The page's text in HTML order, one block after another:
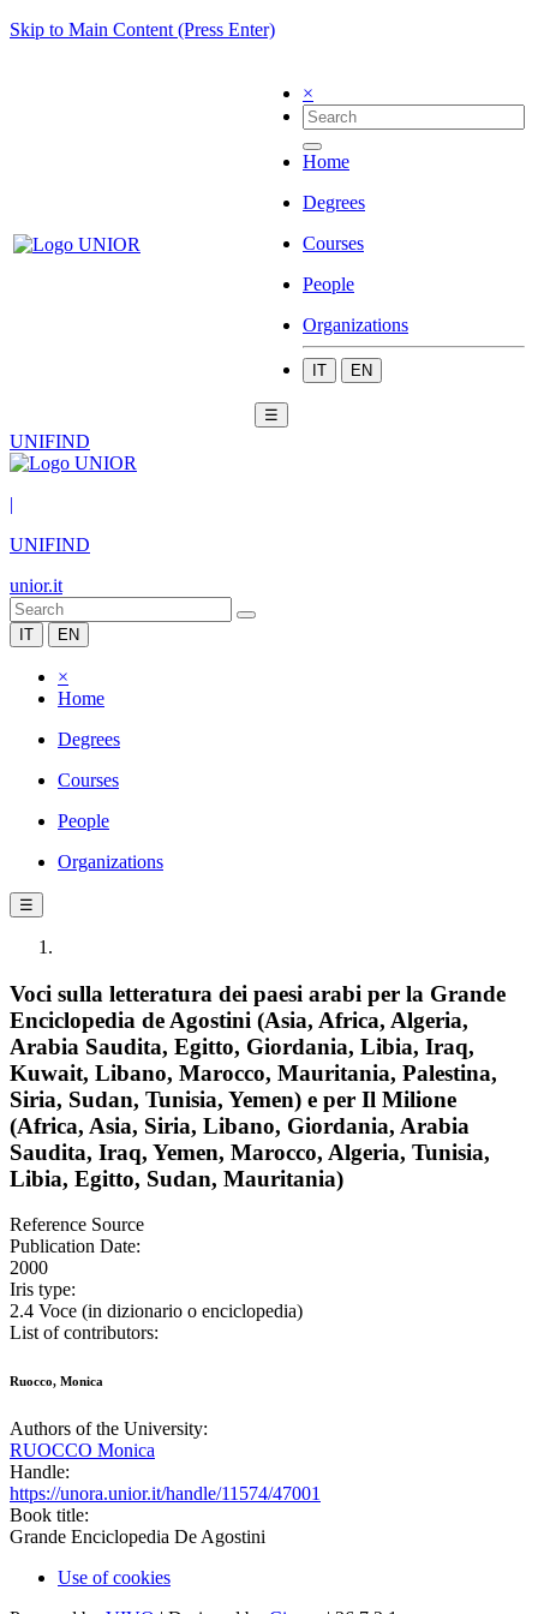
Skip to Main Content (Press Enter)
×
Home
Degrees
Courses
People
Organizations
IT EN
☰
UNIFIND
|
UNIFIND
unior.it
IT EN
×
Home
Degrees
Courses
People
Organizations
☰
Voci sulla letteratura dei paesi arabi per la Grande
Enciclopedia de Agostini (Asia, Africa, Algeria,
Arabia Saudita, Egitto, Giordania, Libia, Iraq,
Kuwait, Libano, Marocco, Mauritania, Palestina,
Siria, Sudan, Tunisia, Yemen) e per Il Milione
(Africa, Asia, Siria, Libano, Giordania, Arabia
Saudita, Iraq, Yemen, Marocco, Algeria, Tunisia,
Libia, Egitto, Sudan, Mauritania)
Reference Source
Publication Date:
2000
Iris type:
2.4 Voce (in dizionario o enciclopedia)
List of contributors:
Ruocco, Monica
Authors of the University:
RUOCCO Monica
Handle:
https://unora.unior.it/handle/11574/47001
Book title:
Grande Enciclopedia De Agostini
Use of cookies